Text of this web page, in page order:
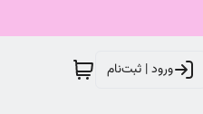
ورود | ثبت‌نام